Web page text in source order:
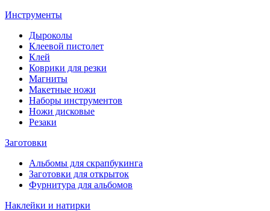
Инструменты
Дыроколы
Клеевой пистолет
Клей
Коврики для резки
Магниты
Макетные ножи
Наборы инструментов
Ножи дисковые
Резаки
Заготовки
Альбомы для скрапбукинга
Заготовки для открыток
Фурнитура для альбомов
Наклейки и натирки